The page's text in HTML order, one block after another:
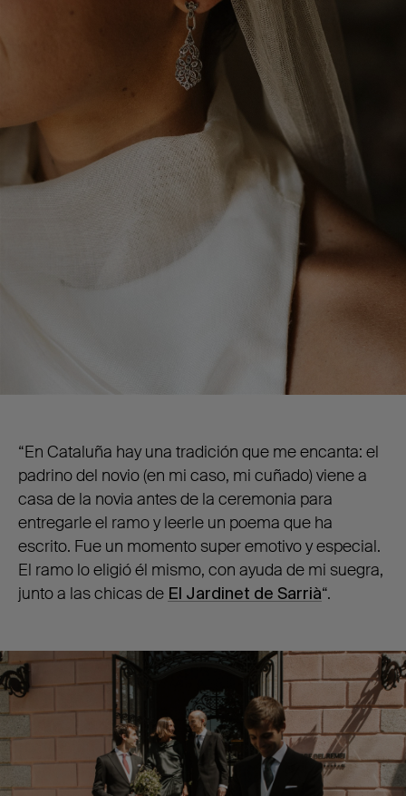
“En Cataluña hay una tradición que me encanta: el
padrino del novio (en mi caso, mi cuñado) viene a
casa de la novia antes de la ceremonia para
entregarle el ramo y leerle un poema que ha
escrito. Fue un momento super emotivo y especial.
El ramo lo eligió él mismo, con ayuda de mi suegra,
junto a las chicas de El Jardinet de Sarrià“.